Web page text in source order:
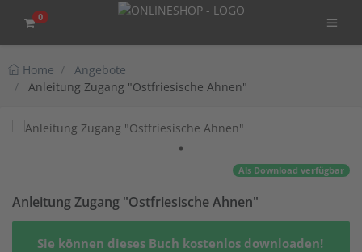
0
Home
Angebote
Anleitung Zugang "Ostfriesische Ahnen"
Als Download verfügbar
Anleitung Zugang "Ostfriesische Ahnen"
Sie können dieses Buch kostenlos downloaden!